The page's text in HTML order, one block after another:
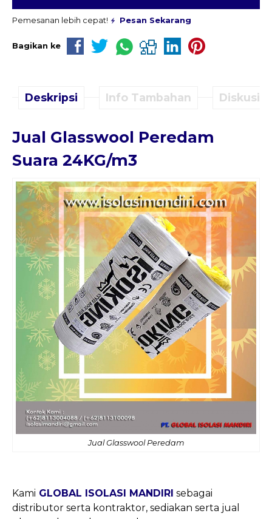
Pemesanan lebih cepat! Pesan Sekarang
Bagikan ke
Deskripsi Info Tambahan Diskusi
Jual Glasswool Peredam
Suara 24KG/m3
Jual Glasswool Peredam
Kami GLOBAL ISOLASI MANDIRI sebagai
distributor serta kontraktor, sediakan serta jual